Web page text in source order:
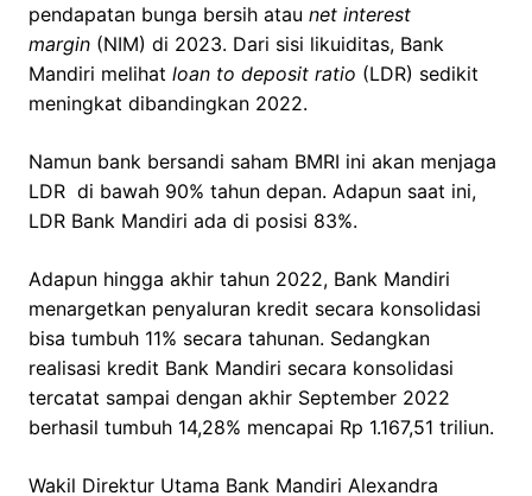
pendapatan bunga bersih atau net interest
margin (NIM) di 2023. Dari sisi likuiditas, Bank
Mandiri melihat loan to deposit ratio (LDR) sedikit
meningkat dibandingkan 2022.
Namun bank bersandi saham BMRI ini akan menjaga
LDR di bawah 90% tahun depan. Adapun saat ini,
LDR Bank Mandiri ada di posisi 83%.
Adapun hingga akhir tahun 2022, Bank Mandiri
menargetkan penyaluran kredit secara konsolidasi
bisa tumbuh 11% secara tahunan. Sedangkan
realisasi kredit Bank Mandiri secara konsolidasi
tercatat sampai dengan akhir September 2022
berhasil tumbuh 14,28% mencapai Rp 1.167,51 triliun.
Wakil Direktur Utama Bank Mandiri Alexandra